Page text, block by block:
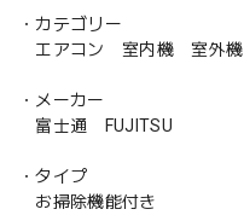
・カテゴリー
エアコン 室内機 室外機
・メーカー
富士通 FUJITSU
・タイプ
お掃除機能付き